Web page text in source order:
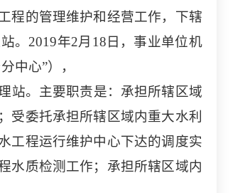
程的管理维护和经营工作，下辖
。 2019年2月18日，事业单位机
中心”），
站。主要职责是：承担所辖区域
受委托承担所辖区域内重大水利
工程运行维护中心下达的调度实
水质检测工作；承担所辖区域内